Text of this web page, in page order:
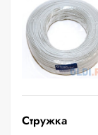
Стружка